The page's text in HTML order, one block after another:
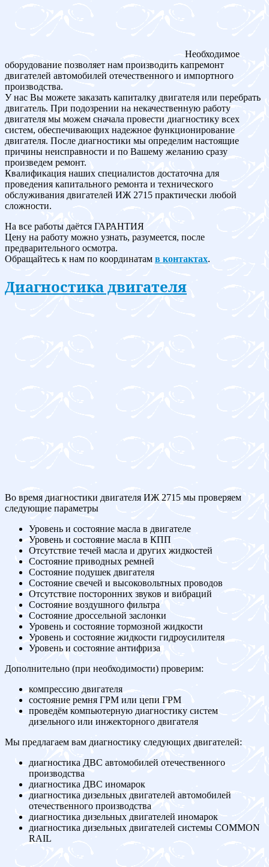
Необходимое
оборудование позволяет нам производить капремонт
двигателей автомобилей отечественного и импортного
производства.
У нас Вы можете заказать капиталку двигателя или перебрать
двигатель. При подозрении на некачественную работу
двигателя мы можем сначала провести диагностику всех
систем, обеспечивающих надежное функционирование
двигателя. После диагностики мы определим настоящие
причины неисправности и по Вашему желанию сразу
произведем ремонт.
Квалификация наших специалистов достаточна для
проведения капитального ремонта и технического
обслуживания двигателей ИЖ 2715 практически любой
сложности.
На все работы даётся ГАРАНТИЯ
Цену на работу можно узнать, разумеется, после
предварительного осмотра.
Обращайтесь к нам по координатам в контактах.
Диагностика двигателя
Во время диагностики двигателя ИЖ 2715 мы проверяем
следующие параметры
Уровень и состояние масла в двигателе
Уровень и состояние масла в КПП
Отсутствие течей масла и других жидкостей
Состояние приводных ремней
Состояние подушек двигателя
Состояние свечей и высоковольтных проводов
Отсутствие посторонних звуков и вибраций
Состояние воздушного фильтра
Состояние дроссельной заслонки
Уровень и состояние тормозной жидкости
Уровень и состояние жидкости гидроусилителя
Уровень и состояние антифриза
Дополнительно (при необходимости) проверим:
компрессию двигателя
состояние ремня ГРМ или цепи ГРМ
проведём компьютерную диагностику систем
дизельного или инжекторного двигателя
Мы предлагаем вам диагностику следующих двигателей:
диагностика ДВС автомобилей отечественного
производства
диагностика ДВС иномарок
диагностика дизельных двигателей автомобилей
отечественного производства
диагностика дизельных двигателей иномарок
диагностика дизельных двигателей системы COMMON
RAIL